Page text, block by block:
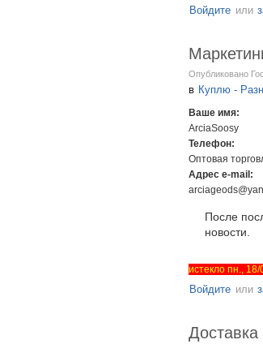
Войдите или
Опубликовано
в Куплю -
Ваше имя:
ArciaSoosy
Телефон:
Оптовая
Адрес e-mail:
После
новости.
истекло пн.,
Войдите или